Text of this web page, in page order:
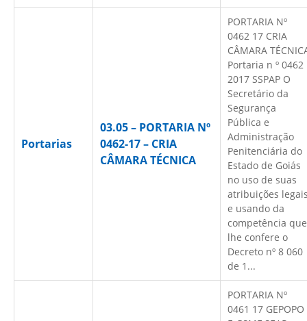
Portarias
03.05 – PORTARIA Nº
0462-17 – CRIA
CÂMARA TÉCNICA
PORTARIA Nº
0462 17 CRIA
CÂMARA
Portaria n º 0462
2017 SSPAP O
Secretário da
Segurança
Pública e
Administração
Penitenciária do
Estado de Goiás
no uso de suas
atribuições
e usando da
competência que
lhe confere o
Decreto nº 8 060
de 1...
PORTARIA Nº
0461 17 GEPOPO